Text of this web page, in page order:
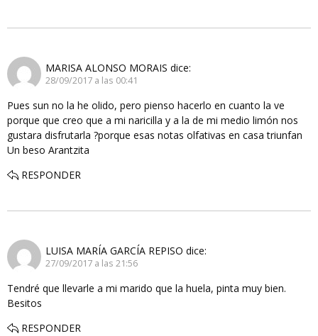
MARISA ALONSO MORAIS dice:
28/09/2017 a las 00:41
Pues sun no la he olido, pero pienso hacerlo en cuanto la ve
porque que creo que a mi naricilla y a la de mi medio limón nos
gustara disfrutarla ?porque esas notas olfativas en casa triunfan
Un beso Arantzita
RESPONDER
LUISA MARÍA GARCÍA REPISO dice:
27/09/2017 a las 21:56
Tendré que llevarle a mi marido que la huela, pinta muy bien.
Besitos
RESPONDER